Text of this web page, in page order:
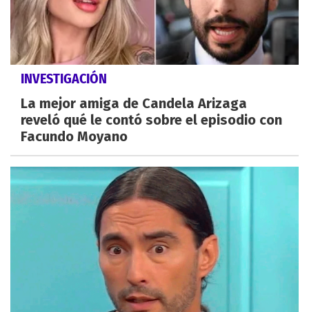
INVESTIGACIÓN
La mejor amiga de Candela Arizaga
reveló qué le contó sobre el episodio con
Facundo Moyano